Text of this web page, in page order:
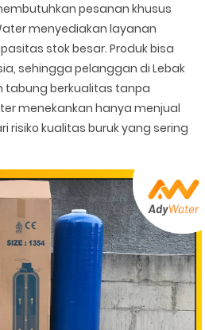
pesanan khusus
menyediakan layanan
stok besar. Produk bisa
sehingga pelanggan di Lebak
berkualitas tanpa
menekankan hanya menjual
risiko kualitas buruk yang sering